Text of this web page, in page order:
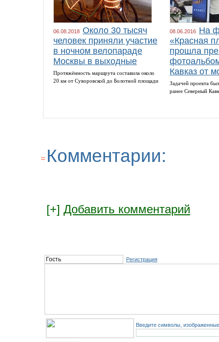
06.08.2018 Около 30 тысяч
человек приняли участие
в ночном велопараде
Москвы в выходные
Протяжённость маршрута составила около
20 км от Суворовской до Болотной площади
08.06.2016 На
«Красная
прошла
Кавказ от
Задачей проекта
ранее Северный
Комментарии:
[+] Добавить комментарий
Регистрация
Введите символы,